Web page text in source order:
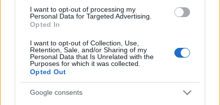
I want to opt-out of processing my
Personal Data for Targeted Advertising.
Opted In
I want to opt-out of Collection, Use,
Retention, Sale, and/or Sharing of my
Personal Data that Is Unrelated with the
Purposes for which it was collected.
Opted Out
Google consents